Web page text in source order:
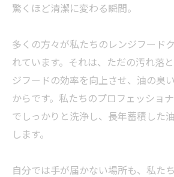
驚くほど清潔に変わる瞬間。
多くの方々が私たちのレンジフード
れています。それは、ただの汚れ落
ジフードの効率を向上させ、油の臭
からです。私たちのプロフェッショ
でしっかりと洗浄し、長年蓄積した
します。
自分では手が届かない場所も、私た